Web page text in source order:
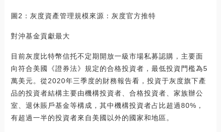
圖2：灰度資產管理規模來源：灰度官方推特
對沖基金貢獻最大
目前灰度比特幣信托不定期開放一級市場私募認購，主要面
向符合美國《證券法》規定的合格投資者，最低投資門檻為5
萬美元。從2020年三季度的財務報告看，投資于灰度旗下產
品的投資者結構主要由機構投資者、合格投資者、家族辦公
室、退休賬戶基金等構成，其中機構投資者占比超過80%，
有超過一半的投資者來自美國以外的國家和地區。